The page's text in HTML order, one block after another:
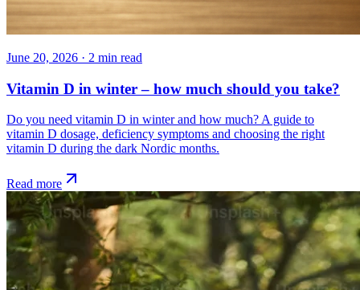
June 20, 2026 · 2 min read
Vitamin D in winter – how much should you take?
Do you need vitamin D in winter and how much? A guide to
vitamin D dosage, deficiency symptoms and choosing the right
vitamin D during the dark Nordic months.
Read more